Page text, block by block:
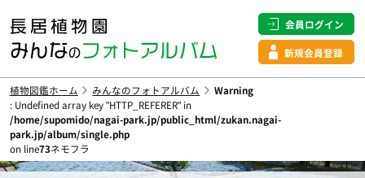
会員ログイン
新規会員登録
植物図鑑ホーム みんなのフォトアルバム
Warning
: Undefined array key "HTTP_REFERER" in
/home/supomido/nagai-park.jp/public_html/zukan.nagai-
park.jp/album/single.php
on line73ネモフラ